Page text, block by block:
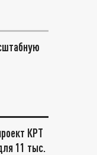
КРТ
11 тыс.